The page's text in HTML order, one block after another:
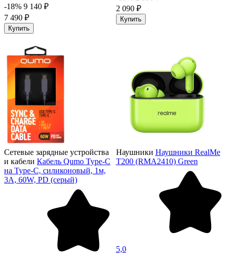
-18% 9 140 ₽
7 490 ₽
Купить
2 090 ₽
Купить
Сетевые зарядные устройства
и кабели Кабель Qumo Type-C
на Type-C, силиконовый, 1м,
3A, 60W, PD (серый)
Наушники Наушники RealMe
T200 (RMA2410) Green
5,0